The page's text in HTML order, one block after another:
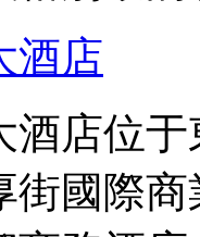
酒店
酒店位
街國際